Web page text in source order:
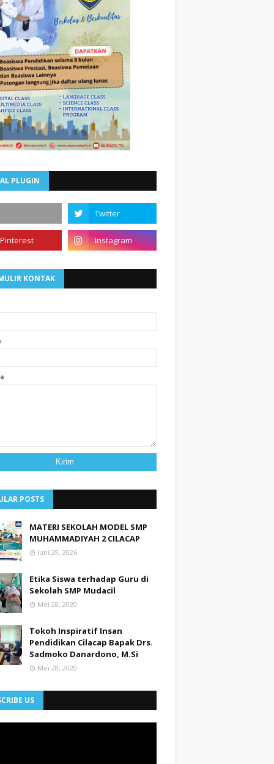
PLUGIN
KONTAK
*
POSTS
MATERI SEKOLAH MODEL SMP
MUHAMMADIYAH 2 CILACAP
Juni 29, 2026
Etika Siswa terhadap Guru di
Sekolah SMP Mudacil
Mei 28, 2020
Tokoh Inspiratif Insan
Pendidikan Cilacap Bapak Drs.
Sadmoko Danardono, M.Si
Mei 28, 2020
US